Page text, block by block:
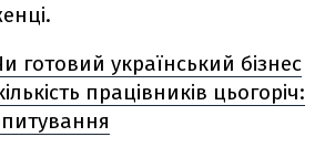
готовий український бізнес
працівників цьогоріч: